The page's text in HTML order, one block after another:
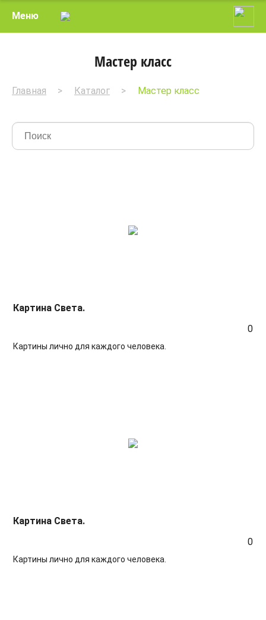
Меню
Мастер класс
Главная Каталог Мастер класс
Картина Света.
0
Картины лично для каждого человека.
Картина Света.
0
Картины лично для каждого человека.